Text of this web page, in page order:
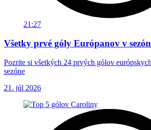
21:27
Všetky prvé góly Európanov v
Pozrite si všetkých 24 prvých gólov
sezóne
21. júl 2026